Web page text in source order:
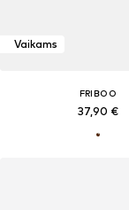
Vaikams
FRIBOO
37,90 €